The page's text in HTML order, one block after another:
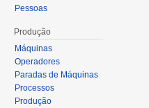
Pessoas
Produção
Máquinas
Operadores
Paradas de Máquinas
Processos
Produção